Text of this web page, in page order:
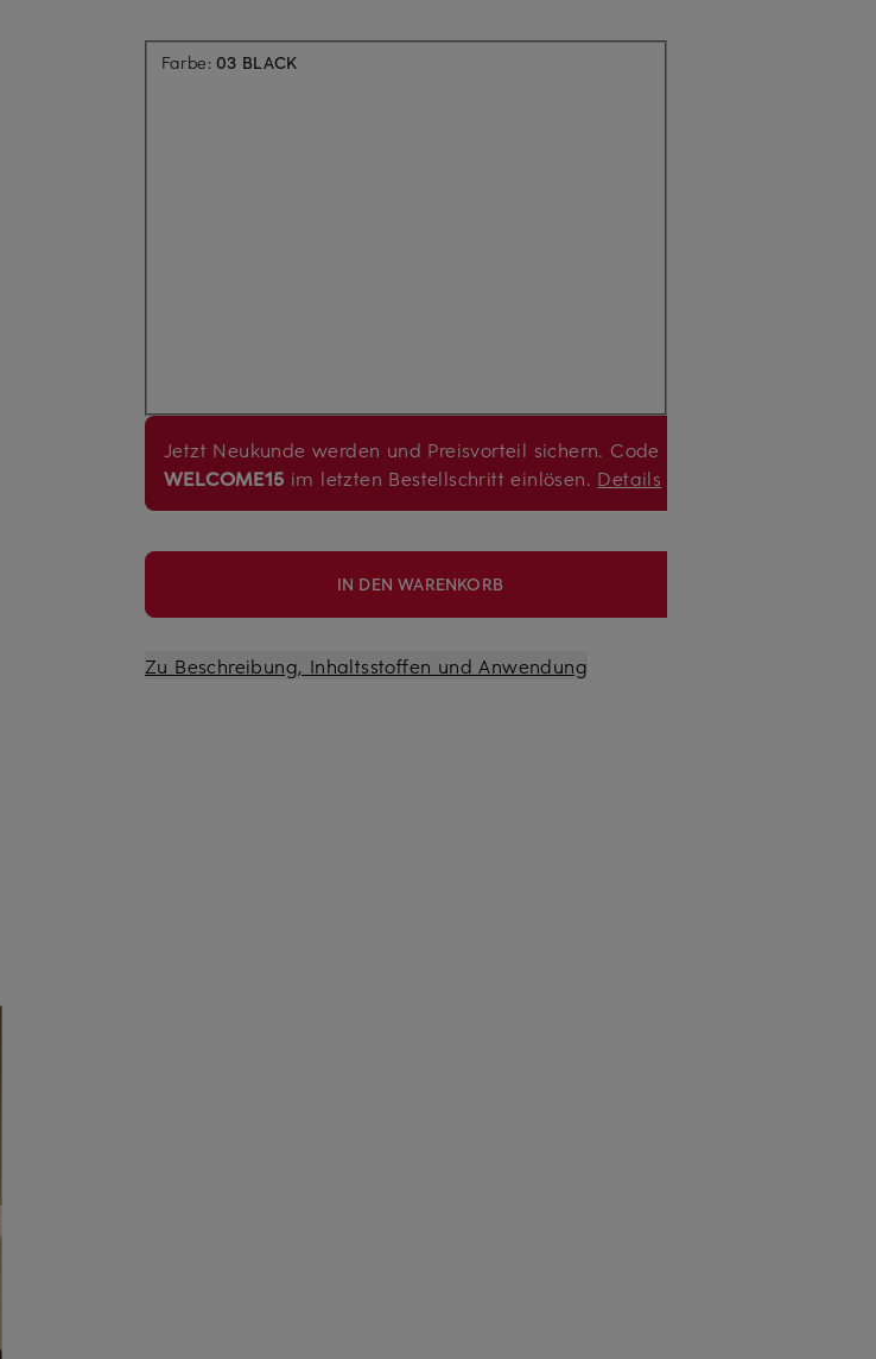
Farbe:03 BLACKAktuell nicht verfügbar
Jetzt Neukunde werden und Preisvorteil sichern. Code
WELCOME15 im letzten Bestellschritt einlösen. Details
IN DEN WARENKORB
Zu Beschreibung, Inhaltsstoffen und Anwendung